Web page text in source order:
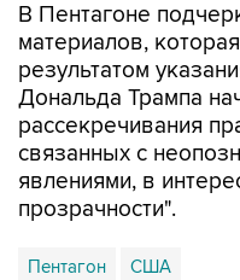
В Пентагоне
материалов,
результатом
Дональда Трампа
рассекречивания
связанных с
явлениями, в
прозрачности".
Пентагон США